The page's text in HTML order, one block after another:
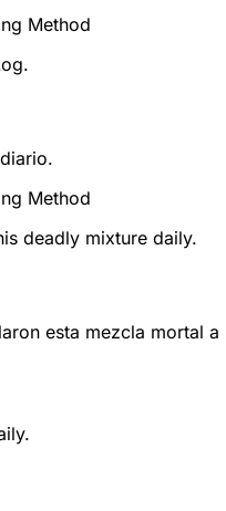
Method
Method
deadly mixture daily.
esta mezcla mortal a